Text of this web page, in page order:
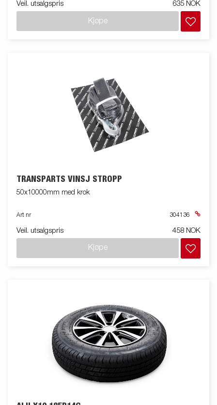
Veil. utsalgspris 635 NOK
Kjøpe
TRANSPARTS VINSJ STROPP
50x10000mm med krok
Art nr 304136
Veil. utsalgspris 458 NOK
Kjøpe